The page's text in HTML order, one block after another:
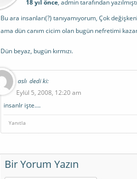
18 yıl önce, admin tarafından
Bu ara insanları(?) tanıyamıyorum, Çok
ama dün canım cicim olan bugün nefretimi
Dün beyaz, bugün kırmızı.
aslı dedi ki:
Eylül 5, 2008, 12:20 am
insanlr işte….
Yanıtla
Bir Yorum Yazın